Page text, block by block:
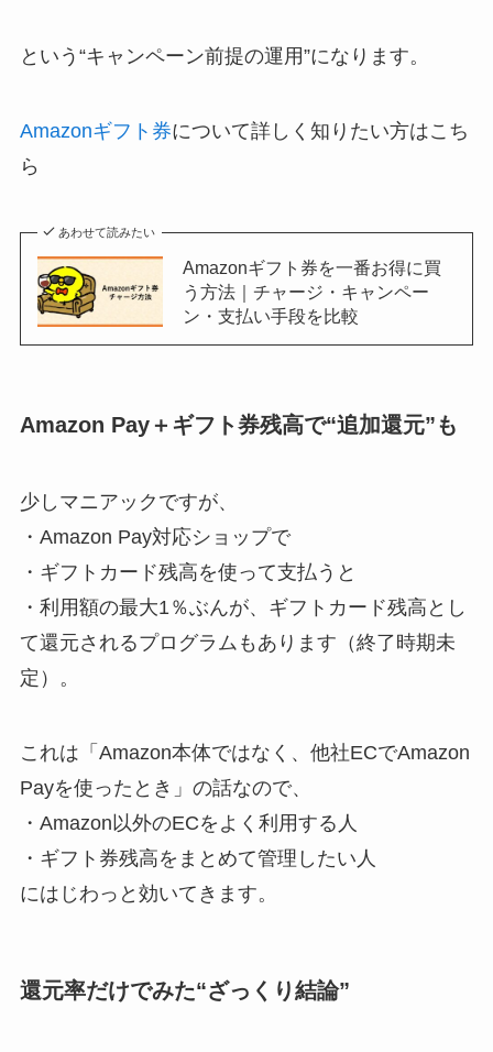
という“キャンペーン前提の運用”になります。
Amazonギフト券について詳しく知りたい方はこち
ら
あわせて読みたい
Amazonギフト券を一番お得に買
う方法｜チャージ・キャンペー
ン・支払い手段を比較
Amazon Pay＋ギフト券残高で“追加還元”も
少しマニアックですが、
・Amazon Pay対応ショップで
・ギフトカード残高を使って支払うと
・利用額の最大1％ぶんが、ギフトカード残高とし
て還元されるプログラムもあります（終了時期未
定）。
これは「Amazon本体ではなく、他社ECでAmazon
Payを使ったとき」の話なので、
・Amazon以外のECをよく利用する人
・ギフト券残高をまとめて管理したい人
にはじわっと効いてきます。
還元率だけでみた“ざっくり結論”